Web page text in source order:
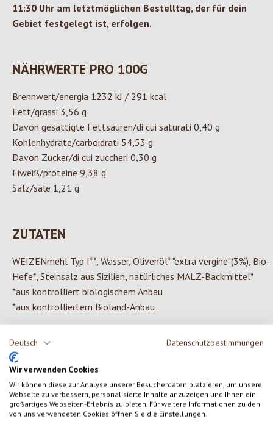
Deutsch Datenschutzbestimmungen
Wir verwenden Cookies
Wir können diese zur Analyse unserer Besucherdaten platzieren, um unsere
Webseite zu verbessern, personalisierte Inhalte anzuzeigen und Ihnen ein
großartiges Webseiten-Erlebnis zu bieten. Für weitere Informationen zu den
von uns verwendeten Cookies öffnen Sie die Einstellungen.
11:30 Uhr am letztmöglichen Bestelltag, der für dein
Gebiet festgelegt ist, erfolgen.
NÄHRWERTE PRO 100G
Brennwert/energia 1232 kJ / 291 kcal
Fett/grassi 3,56 g
Davon gesättigte Fettsäuren/di cui saturati 0,40 g
Kohlenhydrate/carboidrati 54,53 g
Davon Zucker/di cui zuccheri 0,30 g
Eiweiß/proteine 9,38 g
Salz/sale 1,21 g
ZUTATEN
WEIZENmehl Typ I**, Wasser, Olivenöl* "extra vergine"(3%), Bio-
Hefe*, Steinsalz aus Sizilien, natürliches MALZ-Backmittel*
*aus kontrolliert biologischem Anbau
*aus kontrolliertem Bioland-Anbau
0 von 0 Bewertungen
Durchschnittliche Bewertung von 0 von 5 Sternen
Gib eine Bewertung ab!